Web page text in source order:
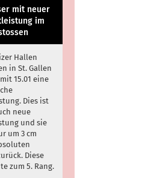
mit neuer
im
Hallen
in St. Gallen
15.01 eine
Dies ist
neue
und sie
um 3 cm
Diese
zum 5. Rang.